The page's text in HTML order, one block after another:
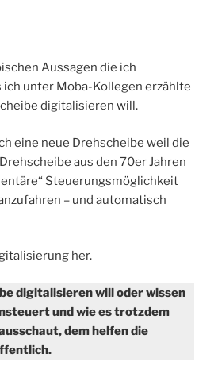
Aussagen die ich
ich unter Moba-Kollegen erzählte
digitalisieren will.
eine neue Drehscheibe weil die
aus den 70er Jahren
Steuerungsmöglichkeit
– und automatisch
her.
digitalisieren will oder wissen
und wie es trotzdem
dem helfen die